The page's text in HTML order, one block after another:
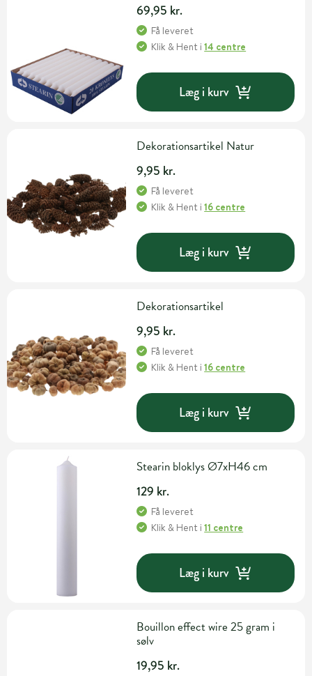
69,95 kr.
Få leveret
Klik & Hent i14 centre
Læg i kurv
Dekorationsartikel Natur
9,95 kr.
Få leveret
Klik & Hent i16 centre
Læg i kurv
Dekorationsartikel
9,95 kr.
Få leveret
Klik & Hent i16 centre
Læg i kurv
Stearin bloklys Ø7xH46 cm
129 kr.
Få leveret
Klik & Hent i11 centre
Læg i kurv
Bouillon effect wire 25 gram i
sølv
19,95 kr.